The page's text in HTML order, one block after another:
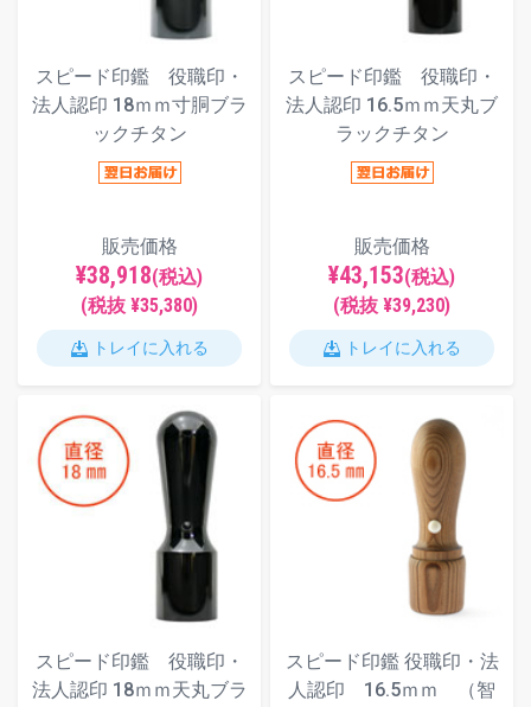
スピード印鑑 役職印・
法人認印 18ｍｍ寸胴ブラ
ックチタン
販売価格
¥38,918(税込)
(税抜 ¥35,380)
トレイに入れる
スピード印鑑 役職印・
法人認印 16.5ｍｍ天丸ブ
ラックチタン
販売価格
¥43,153(税込)
(税抜 ¥39,230)
トレイに入れる
スピード印鑑 役職印・
法人認印 18ｍｍ天丸ブラ
スピード印鑑 役職印・法
人認印 16.5ｍｍ （智